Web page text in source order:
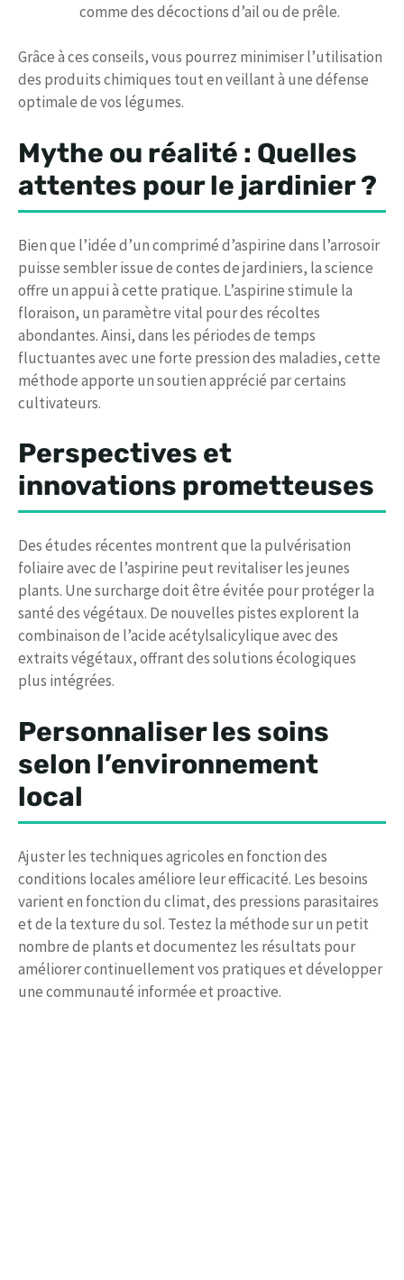
comme des décoctions d’ail ou de prêle.
Grâce à ces conseils, vous pourrez minimiser l’utilisation
des produits chimiques tout en veillant à une défense
optimale de vos légumes.
Mythe ou réalité : Quelles
attentes pour le jardinier ?
Bien que l’idée d’un comprimé d’aspirine dans l’arrosoir
puisse sembler issue de contes de jardiniers, la science
offre un appui à cette pratique. L’aspirine stimule la
floraison, un paramètre vital pour des récoltes
abondantes. Ainsi, dans les périodes de temps
fluctuantes avec une forte pression des maladies, cette
méthode apporte un soutien apprécié par certains
cultivateurs.
Perspectives et
innovations prometteuses
Des études récentes montrent que la pulvérisation
foliaire avec de l’aspirine peut revitaliser les jeunes
plants. Une surcharge doit être évitée pour protéger la
santé des végétaux. De nouvelles pistes explorent la
combinaison de l’acide acétylsalicylique avec des
extraits végétaux, offrant des solutions écologiques
plus intégrées.
Personnaliser les soins
selon l’environnement
local
Ajuster les techniques agricoles en fonction des
conditions locales améliore leur efficacité. Les besoins
varient en fonction du climat, des pressions parasitaires
et de la texture du sol. Testez la méthode sur un petit
nombre de plants et documentez les résultats pour
améliorer continuellement vos pratiques et développer
une communauté informée et proactive.